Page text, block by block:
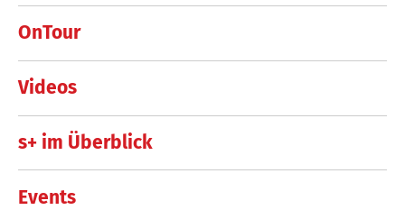
OnTour
Videos
s+ im Überblick
Events